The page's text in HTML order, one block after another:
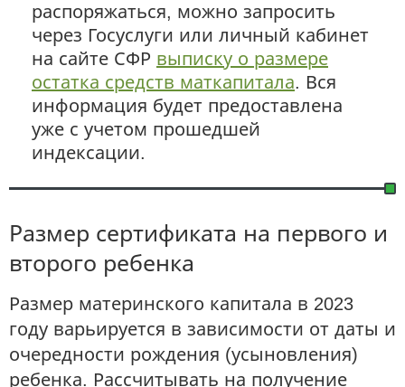
распоряжаться, можно запросить
через Госуслуги или личный кабинет
на сайте СФР выписку о размере
остатка средств маткапитала. Вся
информация будет предоставлена
уже с учетом прошедшей
индексации.
Размер сертификата на первого и
второго ребенка
Размер материнского капитала в 2023
году варьируется в зависимости от даты и
очередности рождения (усыновления)
ребенка. Рассчитывать на получение